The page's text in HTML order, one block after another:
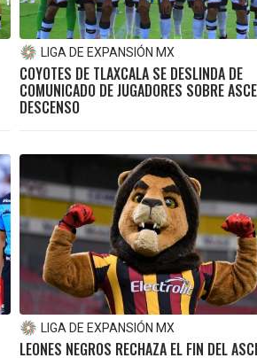
LIGA DE EXPANSIÓN MX
COYOTES DE TLAXCALA SE DESLINDA DE
COMUNICADO DE JUGADORES SOBRE
DESCENSO
LIGA DE EXPANSIÓN MX
LEONES NEGROS RECHAZA EL FIN DEL